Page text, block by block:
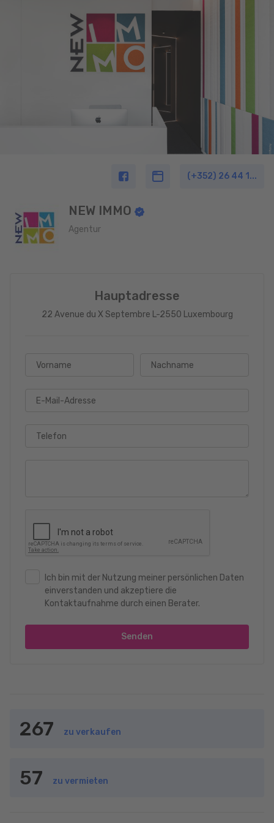
(+352) 26 44 1...
NEW IMMO
Agentur
Hauptadresse
22 Avenue du X Septembre L-2550 Luxembourg
Vorname Nachname
E-Mail-Adresse
Telefon
Ich bin mit der Nutzung meiner persönlichen Daten
einverstanden und akzeptiere die
Kontaktaufnahme durch einen Berater.
Senden
267 zu verkaufen
57 zu vermieten